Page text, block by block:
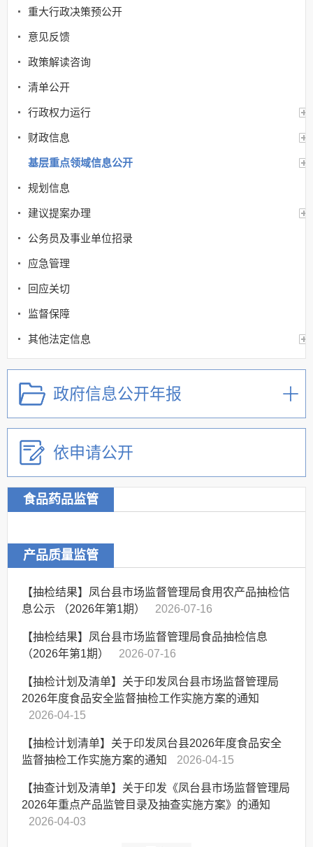
重大行政决策预公开
意见反馈
政策解读咨询
清单公开
行政权力运行
财政信息
基层重点领域信息公开
规划信息
建议提案办理
公务员及事业单位招录
应急管理
回应关切
监督保障
其他法定信息
政府信息公开年报
依申请公开
食品药品监管
产品质量监管
【抽检结果】凤台县市场监督管理局食用农产品抽检信
息公示 （2026年第1期）
2026-07-16
【抽检结果】凤台县市场监督管理局食品抽检信息
（2026年第1期）
2026-07-16
【抽检计划及清单】关于印发凤台县市场监督管理局
2026年度食品安全监督抽检工作实施方案的通知
2026-04-15
【抽检计划清单】关于印发凤台县2026年度食品安全
监督抽检工作实施方案的通知
2026-04-15
【抽查计划及清单】关于印发《凤台县市场监督管理局
2026年重点产品监管目录及抽查实施方案》的通知
2026-04-03